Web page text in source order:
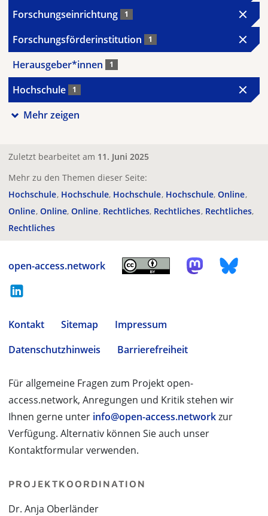
Forschungseinrichtung 1
Forschungsförderinstitution 1
Herausgeber*innen 1
Hochschule 1
Mehr zeigen
Zuletzt bearbeitet am 11. Juni 2025
Mehr zu den Themen dieser Seite:
Hochschule Hochschule Hochschule Hochschule Online
Online Online Online Rechtliches Rechtliches Rechtliches
Rechtliches
open-access.network
Kontakt Sitemap
Impressum
Datenschutzhinweis
Barrierefreiheit
Für allgemeine Fragen zum Projekt open-
access.network, Anregungen und Kritik stehen wir
Ihnen gerne unter info@open-access.networkzur
Verfügung. Alternativ können Sie auch unser
Kontaktformular verwenden.
PROJEKTKOORDINATION
Dr. Anja Oberländer